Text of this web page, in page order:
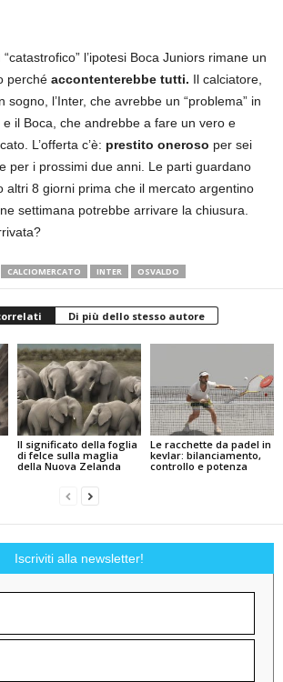
l’ipotesi Boca Juniors rimane un
perché accontenterebbe tutti. Il calciatore,
sogno, l’Inter, che avrebbe un “problema” in
il Boca, che andrebbe a fare un vero e
L’offerta c’è: prestito oneroso per sei
per i prossimi due anni. Le parti guardano
altri 8 giorni prima che il mercato argentino
settimana potrebbe arrivare la chiusura.
CALCIOMERCATO INTER OSVALDO
Di più dello stesso autore
Il significato della foglia
di felce sulla maglia
della Nuova Zelanda
Le racchette da padel in
kevlar: bilanciamento,
controllo e potenza
Iscriviti alla newsletter!